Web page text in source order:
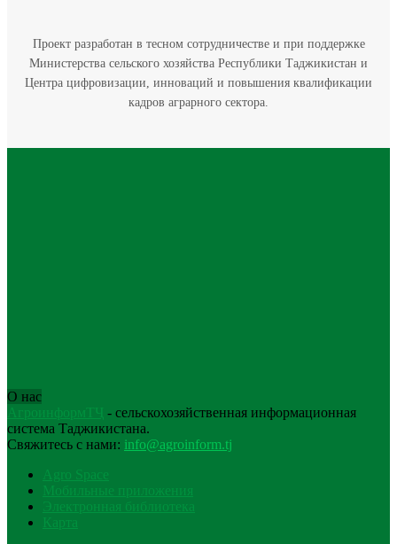
Проект разработан в тесном сотрудничестве и при поддержке
Министерства сельского хозяйства Республики Таджикистан и
Центра цифровизации, инноваций и повышения квалификации
кадров аграрного сектора.
О нас
АгроинформТҶ - сельскохозяйственная информационная
система Таджикистана.
Свяжитесь с нами: info@agroinform.tj
Agro Space
Мобильные приложения
Электронная библиотека
Карта